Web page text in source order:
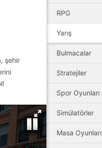
şehir
RPG
Yarış
Bulmacalar
Stratejiler
Spor Oyunları
Simülatörler
Masa Oyunları